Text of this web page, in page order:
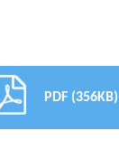
PDF (356KB)